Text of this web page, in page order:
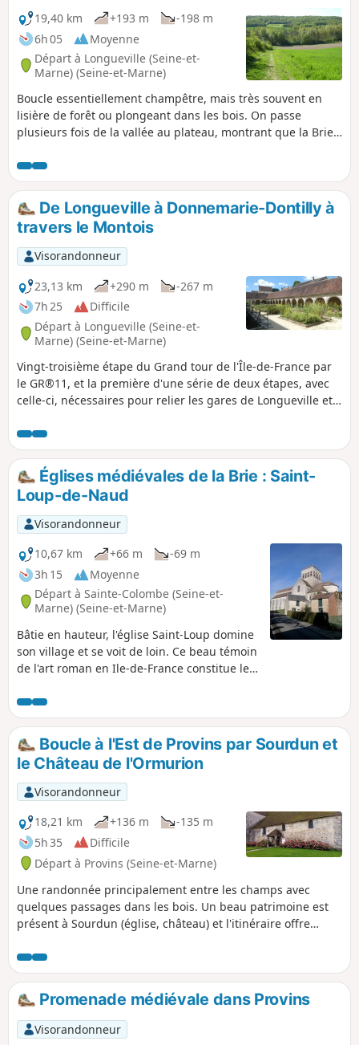
19,40 km +193 m
-198 m
6h 05
Moyenne
Départ à Longueville (Seine-et-
Marne) (Seine-et-Marne)
Boucle essentiellement champêtre, mais très souvent en
lisière de forêt ou plongeant dans les bois. On passe
plusieurs fois de la vallée au plateau, montrant que la Brie
de vue très ouverts, y compris au loin sur la ville haute de
Provins. La sortie peut être l'occasion de visiter Le "Musée
du chemin de fer vivant" et la "Rotonde ferroviaire de
Longueville"
De Longueville à Donnemarie-Dontilly à
travers le Montois
Visorandonneur
23,13 km
+290 m
-267 m
7h 25
Difficile
Départ à Longueville (Seine-et-
Marne) (Seine-et-Marne)
Vingt-troisième étape du Grand tour de l'Île-de-France par
le GR®11, et la première d'une série de deux étapes, avec
celle-ci, nécessaires pour relier les gares de Longueville et
Seine.Pour cette première étape du diptyque il est proposé
une nuit en chambre d'hôtes à Donnemarie-Dontilly, à peu
près à mi-parcours entre les deux gares, après une belle
traversée du Montois, dans un paysage un peu plus varié et
vallonné que la Brie juste au Nord.
Églises médiévales de la Brie : Saint-
Loup-de-Naud
Visorandonneur
10,67 km
+66 m
-69 m
3h 15
Moyenne
Départ à Sainte-Colombe (Seine-et-
Marne) (Seine-et-Marne)
Bâtie en hauteur, l'église Saint-Loup domine
son village et se voit de loin. Ce beau témoin
de l'art roman en Ile-de-France constitue le
chemins des champs et des bois ainsi que
les sentes d'un village, et qui longe des
ruisseaux et la banquette herbeuse d'un
aqueduc souterrain. Une randonnée
bucolique et patrimoniale à la fois, dans un
cadre paisible.
Boucle à l'Est de Provins par Sourdun et
le Château de l'Ormurion
Visorandonneur
18,21 km
+136 m
-135 m
5h 35
Difficile
Départ à Provins (Seine-et-Marne)
Une randonnée principalement entre les champs avec
quelques passages dans les bois. Un beau patrimoine est
présent à Sourdun (église, château) et l'itinéraire offre
Collégiale Saint-Quiriace et la Tour César de Provins.
Promenade médiévale dans Provins
Visorandonneur